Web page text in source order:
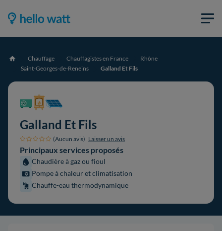
Accueil Chauffage Chauffagistes en France
Rhône
Saint-Georges-de-Reneins
Galland Et Fils
Galland Et Fils
(Aucun avis) Laisser un avis
Principaux services proposés
Chaudière à gaz ou fioul
Pompe à chaleur et climatisation
Chauffe-eau thermodynamique